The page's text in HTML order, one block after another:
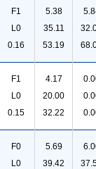
F1
L0
0.16
5.38
35.11
53.19
F1
L0
0.15
4.17
20.00
32.22
F0
L0
5.69
39.42